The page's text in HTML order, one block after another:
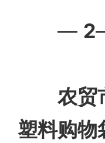
— 2
农贸
塑料购物